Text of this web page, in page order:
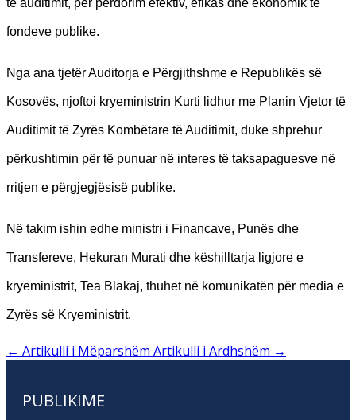
fondeve publike.
Nga ana tjetër Auditorja e Përgjithshme e Republikës së
Kosovës, njoftoi kryeministrin Kurti lidhur me Planin Vjetor të
Auditimit të Zyrës Kombëtare të Auditimit, duke shprehur
përkushtimin për të punuar në interes të taksapaguesve në
rritjen e përgjegjësisë publike.
Në takim ishin edhe ministri i Financave, Punës dhe
Transfereve, Hekuran Murati dhe këshilltarja ligjore e
kryeministrit, Tea Blakaj, thuhet në komunikatën për media e
Zyrës së Kryeministrit.
← Artikulli i Mëparshëm Artikulli i Ardhshëm →
PUBLIKIME